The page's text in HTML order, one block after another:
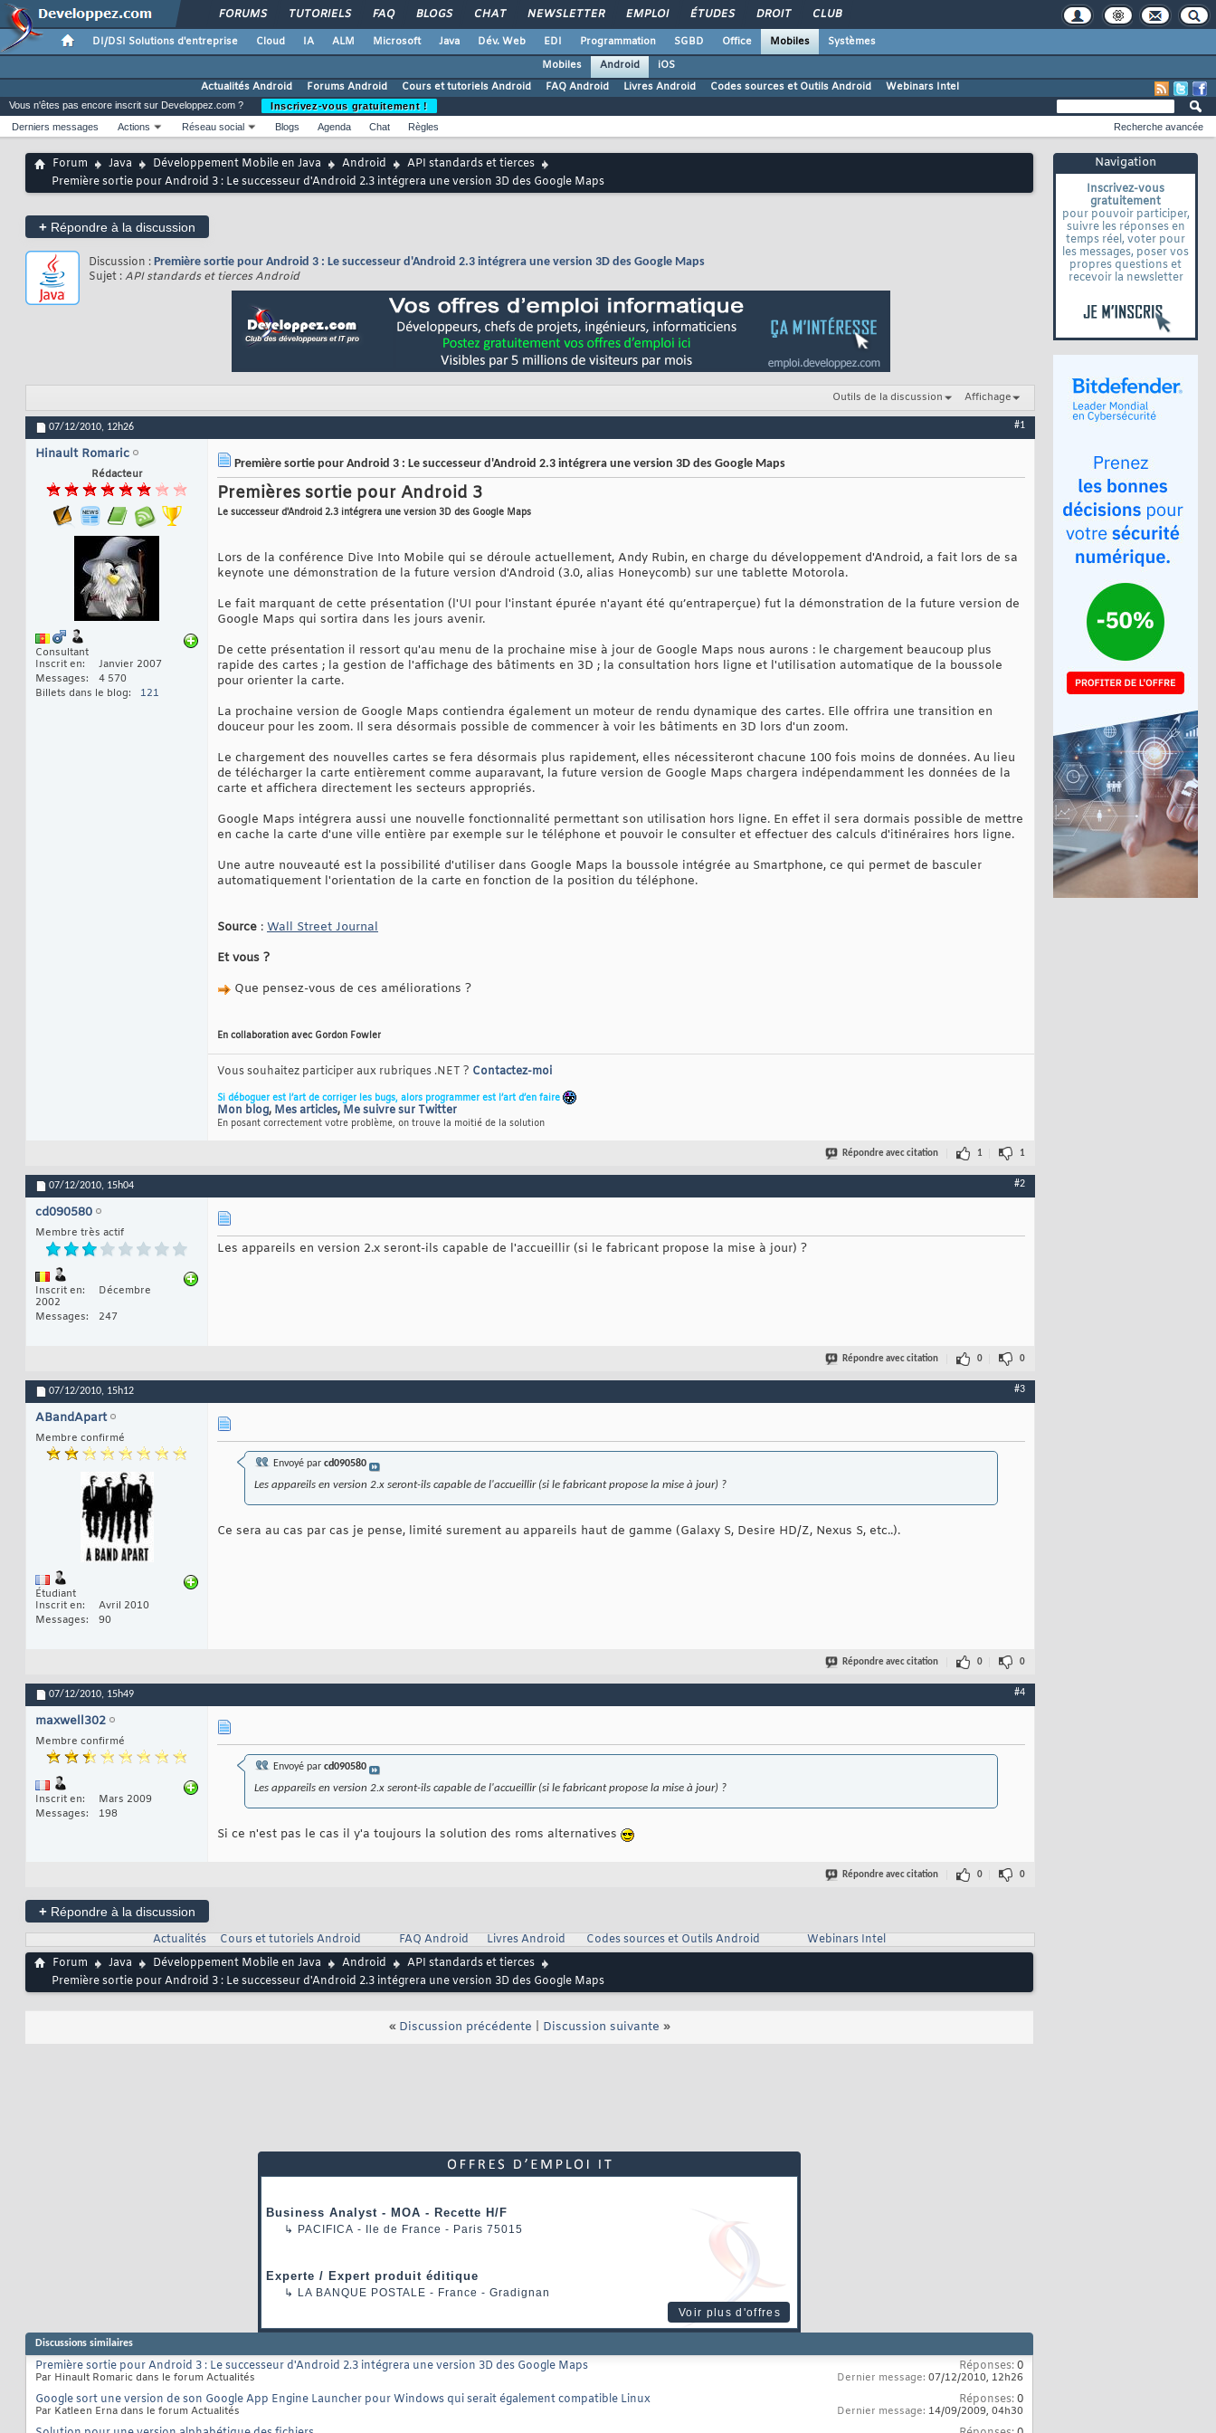
FORUMS TUTORIELS FAQ BLOGS CHAT NEWSLETTER EMPLOI ÉTUDES DROIT CLUB
DI/DSI Solutions d'entreprise Cloud IA ALM Microsoft Java Dév. Web EDI Programmation SGBD Office Mobiles
Systèmes
Mobiles
Android
iOS
Actualités Android
Forums Android Cours et tutoriels Android FAQ Android Livres Android Codes sources et Outils Android Webinars Intel
Navigation
Inscrivez-vous
gratuitement
pour pouvoir participer,
suivre les réponses en
temps réel, voter pour
les messages, poser vos
propres questions et
recevoir la newsletter
Vous n'êtes pas encore inscrit sur Developpez.com ?
Inscrivez-vous gratuitement !
Derniers messages
Actions Réseau social Blogs Agenda Chat Règles Recherche avancée
Forum Java Développement Mobile en Java Android
API standards et tierces
Première sortie pour Android 3 : Le successeur d'Android 2.3 intégrera une version 3D des Google Maps
+ Répondre à la discussion
Discussion : Première sortie pour Android 3 : Le successeur d'Android 2.3 intégrera une version 3D des Google Maps
Sujet :API standards et tierces Android
Outils de la discussion Affichage
07/12/2010, 12h26 #1
Hinault Romaric
Rédacteur
Consultant
Inscrit en
Janvier 2007
Messages
4 570
Billets dans le blog
121
Première sortie pour Android 3 : Le successeur d'Android 2.3 intégrera une version 3D des Google Maps
Premières sortie pour Android 3
Le successeur d'Android 2.3 intégrera une version 3D des Google Maps
Lors de la conférence Dive Into Mobile qui se déroule actuellement, Andy Rubin, en charge du développement d'Android, a fait lors de sa
keynote une démonstration de la future version d'Android (3.0, alias Honeycomb) sur une tablette Motorola.
Le fait marquant de cette présentation (l'UI pour l'instant épurée n'ayant été qu’entraperçue) fut la démonstration de la future version de
Google Maps qui sortira dans les jours avenir.
De cette présentation il ressort qu'au menu de la prochaine mise à jour de Google Maps nous aurons : le chargement beaucoup plus
rapide des cartes ; la gestion de l'affichage des bâtiments en 3D ; la consultation hors ligne et l'utilisation automatique de la boussole
pour orienter la carte.
La prochaine version de Google Maps contiendra également un moteur de rendu dynamique des cartes. Elle offrira une transition en
douceur pour les zoom. Il sera désormais possible de commencer à voir les bâtiments en 3D lors d'un zoom.
Le chargement des nouvelles cartes se fera désormais plus rapidement, elles nécessiteront chacune 100 fois moins de données. Au lieu
de télécharger la carte entièrement comme auparavant, la future version de Google Maps chargera indépendamment les données de la
carte et affichera directement les secteurs appropriés.
Google Maps intégrera aussi une nouvelle fonctionnalité permettant son utilisation hors ligne. En effet il sera dormais possible de mettre
en cache la carte d'une ville entière par exemple sur le téléphone et pouvoir le consulter et effectuer des calculs d'itinéraires hors ligne.
Une autre nouveauté est la possibilité d'utiliser dans Google Maps la boussole intégrée au Smartphone, ce qui permet de basculer
automatiquement l'orientation de la carte en fonction de la position du téléphone.
Source : Wall Street Journal
Et vous ?
Que pensez-vous de ces améliorations ?
En collaboration avec Gordon Fowler
Vous souhaitez participer aux rubriques .NET ? Contactez-moi
Si déboguer est l’art de corriger les bugs, alors programmer est l’art d’en faire
Mon blog, Mes articles, Me suivre sur Twitter
En posant correctement votre problème, on trouve la moitié de la solution
Répondre avec citation 1 1
07/12/2010, 15h04 #2
cd090580
Membre très actif
Inscrit en
Décembre
2002
Messages
247
Les appareils en version 2.x seront-ils capable de l'accueillir (si le fabricant propose la mise à jour) ?
Répondre avec citation 0 0
07/12/2010, 15h12 #3
ABandApart
Membre confirmé
Étudiant
Inscrit en
Avril 2010
Messages
90
Envoyé par cd090580
Les appareils en version 2.x seront-ils capable de l'accueillir (si le fabricant propose la mise à jour) ?
Ce sera au cas par cas je pense, limité surement au appareils haut de gamme (Galaxy S, Desire HD/Z, Nexus S, etc..).
Répondre avec citation 0 0
07/12/2010, 15h49 #4
maxwell302
Membre confirmé
Inscrit en
Mars 2009
Messages
198
Envoyé par cd090580
Les appareils en version 2.x seront-ils capable de l'accueillir (si le fabricant propose la mise à jour) ?
Si ce n'est pas le cas il y'a toujours la solution des roms alternatives
Répondre avec citation 0 0
+ Répondre à la discussion
Actualités
Cours et tutoriels Android FAQ Android Livres Android Codes sources et Outils Android
Webinars Intel
Forum
Java Développement Mobile en Java Android
API standards et tierces
Première sortie pour Android 3 : Le successeur d'Android 2.3 intégrera une version 3D des Google Maps
« Discussion précédente Discussion suivante »
Business Analyst - MOA - Recette H/F
↳ PACIFICA - Ile de France - Paris 75015
Experte / Expert produit éditique
↳ LA BANQUE POSTALE - France - Gradignan
Voir plus d'offres
Discussions similaires
Première sortie pour Android 3 : Le successeur d'Android 2.3 intégrera une version 3D des Google Maps
Par Hinault Romaric dans le forum Actualités
Réponses:0
Dernier message: 07/12/2010, 12h26
Google sort une version de son Google App Engine Launcher pour Windows qui serait également compatible Linux
Par Katleen Erna dans le forum Actualités
Réponses:0
Dernier message: 14/09/2009, 04h30